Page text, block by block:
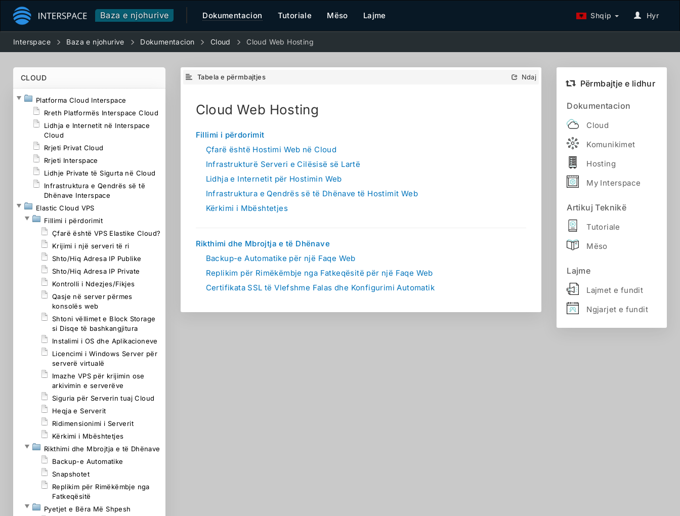
Baza e njohurive Dokumentacion Tutoriale Mëso Lajme Shqip Hyr
Interspace Baza e njohurive Dokumentacion Cloud Cloud Web Hosting
CLOUD
Platforma Cloud Interspace
Rreth Platformës Interspace Cloud
Lidhja e Internetit në Interspace
Cloud
Rrjeti Privat Cloud
Rrjeti Interspace
Lidhje Private të Sigurta në Cloud
Infrastruktura e Qendrës së të
Dhënave Interspace
Elastic Cloud VPS
Fillimi i përdorimit
Çfarë është VPS Elastike Cloud?
Krijimi i një serveri të ri
Shto/Hiq Adresa IP Publike
Shto/Hiq Adresa IP Private
Kontrolli i Ndezjes/Fikjes
Qasje në server përmes
konsolës web
Shtoni vëllimet e Block Storage
si Disqe të bashkangjitura
Instalimi i OS dhe Aplikacioneve
Licencimi i Windows Server për
serverë virtualë
Imazhe VPS për krijimin ose
arkivimin e serverëve
Siguria për Serverin tuaj Cloud
Heqja e Serverit
Ridimensionimi i Serverit
Kërkimi i Mbështetjes
Rikthimi dhe Mbrojtja e të Dhënave
Backup-e Automatike
Snapshotet
Replikim për Rimëkëmbje nga
Fatkeqësitë
Pyetjet e Bëra Më Shpesh
Tabela e përmbajtjes Ndaj
Cloud Web Hosting
Fillimi i përdorimit
Çfarë është Hostimi Web në Cloud
Infrastrukturë Serveri e Cilësisë së Lartë
Lidhja e Internetit për Hostimin Web
Infrastruktura e Qendrës së të Dhënave të Hostimit Web
Kërkimi i Mbështetjes
Rikthimi dhe Mbrojtja e të Dhënave
Backup-e Automatike për një Faqe Web
Replikim për Rimëkëmbje nga Fatkeqësitë për një Faqe Web
Certifikata SSL të Vlefshme Falas dhe Konfigurimi Automatik
Përmbajtje e lidhur
Dokumentacion
Cloud
Komunikimet
Hosting
My Interspace
Artikuj Teknikë
Tutoriale
Mëso
Lajme
Lajmet e fundit
Ngjarjet e fundit